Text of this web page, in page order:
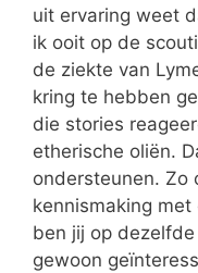
uit ervaring weet
ik ooit op de
de ziekte van
kring te hebben
die stories
etherische oliën.
ondersteunen. Zo
kennismaking
ben jij op
gewoon